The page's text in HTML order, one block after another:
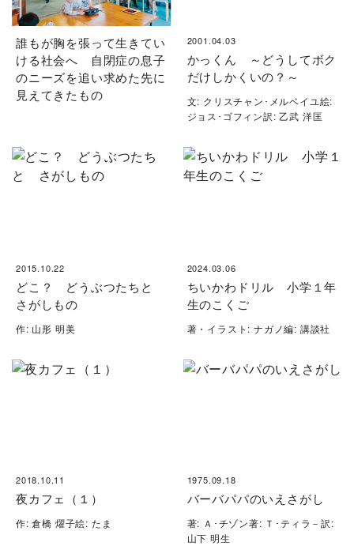
誰もが胸を張って生きてい
ける社会へ 自閉症の息子
のニーズを追い求めた先に
見えてきたもの
2001.04.03
かっくん ～どうしてボク
だけしかくいの？～
文: クリスチャン･メルベイユ絵:
ジョス･ゴフィン訳: 乙武 洋匡
2015.10.22
どこ？ どうぶつたちと
さがしもの
作: 山形 明美
2024.03.06
ちいかわドリル 小学１年
生のこくご
著・イラスト: ナガノ編: 講談社
2018.10.11
夜カフェ（１）
作: 倉橋 燿子絵: たま
1975.09.18
バーバパパのいえさがし
著: Ａ･チゾン著: Ｔ･ティラ－訳:
山下 明生